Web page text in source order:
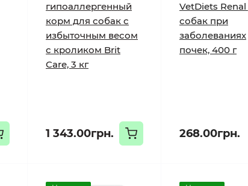
гипоаллергенный
корм для собак с
избыточным весом
с кроликом Brit
Care, 3 кг
1 343.00грн.
VetDiets
собак при
заболеваниях
почек, 400 г
268.00грн.